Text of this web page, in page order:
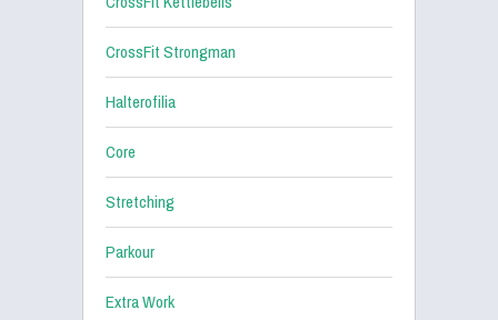
CrossFit Strongman
Halterofilia
Core
Stretching
Parkour
Extra Work